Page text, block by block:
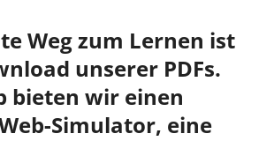
Weg zum Lernen ist
unserer PDFs.
bieten wir einen
Simulator, eine